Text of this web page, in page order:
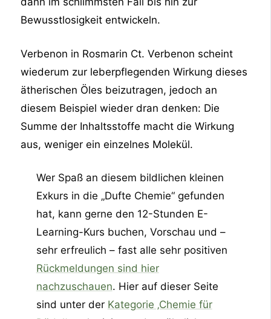
Bewusstlosigkeit entwickeln.
Verbenon in Rosmarin Ct. Verbenon scheint
wiederum zur leberpflegenden Wirkung dieses
ätherischen Öles beizutragen, jedoch an
diesem Beispiel wieder dran denken: Die
Summe der Inhaltsstoffe macht die Wirkung
aus, weniger ein einzelnes Molekül.
Wer Spaß an diesem bildlichen kleinen
Exkurs in die „Dufte Chemie“ gefunden
hat, kann gerne den 12-Stunden E-
Learning-Kurs buchen, Vorschau und –
sehr erfreulich – fast alle sehr positiven
Rückmeldungen sind hier
nachzuschauen. Hier auf dieser Seite
sind unter der Kategorie ‚Chemie für